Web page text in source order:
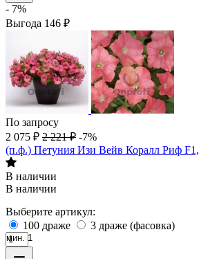
- 7%
Выгода 146 ₽
По запросу
2 075 ₽ 2 221 ₽ -7%
(п.ф.) Петуния Изи Вейв Коралл Риф F1,
В наличии
В наличии
Выберите артикул:
100 драже
3 драже (фасовка)
мин. 1